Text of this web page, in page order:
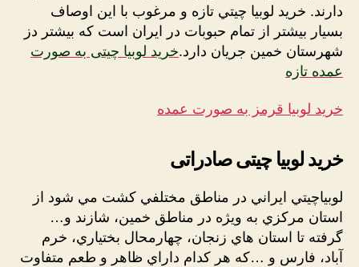
دارند. خريد لوبيا چيتي تازه و مرغوب با اين اوصاف
بسيار بيشتر از تمام حبوبات در ايران است که بيشتر دز
شهرستان خمين جريان دارد.خرید لوبیا چیتی به صورت
عمده تازه
خرید لوبیا قرمز به صورت عمده
خرید لوبیا چیتی صادراتی
لوبياچيتي ايراني در مناطق مختلفي کشت مي شود از
استان مرکزي به ويژه در مناطق خمين، شازند و…
گرفته تا استان هاي زنجان، چهارمحال بختياري، خرم
آباد، فارس و …که هر کدام داراي ظاهر و طعم متفاوت